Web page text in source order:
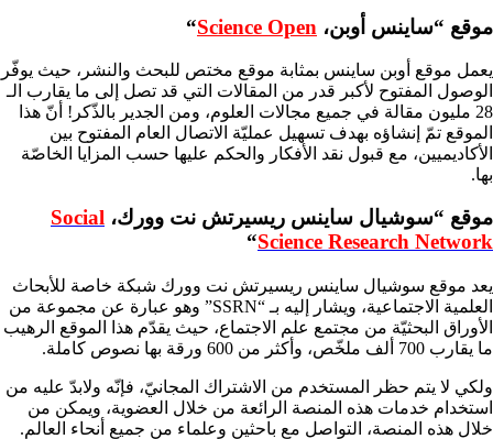
موقع “ساينس أوبن، Science Open
“
يعمل موقع أوبن ساينس بمثابة موقع مختص للبحث والنشر، حيث يوفّر
الوصول المفتوح لأكبر قدر من المقالات التي قد تصل إلى ما يقارب الـ
28 مليون مقالة في جميع مجالات العلوم، ومن الجدير بالذّكر! أنّ هذا
الموقع تمّ إنشاؤه بهدف تسهيل عمليّة الاتصال العام المفتوح بين
الأكاديميين، مع قبول نقد الأفكار والحكم عليها حسب المزايا الخاصّة
بها.
موقع “سوشيال ساينس ريسيرتش نت وورك، Social
Science Research Network
“
يعد موقع سوشيال ساينس ريسيرتش نت وورك شبكة خاصة للأبحاث
العلمية الاجتماعية، ويشار إليه بـ “SSRN” وهو عبارة عن مجموعة من
الأوراق البحثيّة من مجتمع علم الاجتماع، حيث يقدّم هذا الموقع الرهيب
ما يقارب 700 ألف ملخّص، وأكثر من 600 ورقة بها نصوص كاملة.
ولكي لا يتم حظر المستخدم من الاشتراك المجانيّ، فإنّه ولابدّ عليه من
استخدام خدمات هذه المنصة الرائعة من خلال العضوية، ويمكن من
خلال هذه المنصة، التواصل مع باحثين وعلماء من جميع أنحاء العالم.